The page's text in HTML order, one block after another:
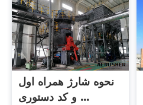
نحوه شارژ همراه اول
و کد دستوری ...